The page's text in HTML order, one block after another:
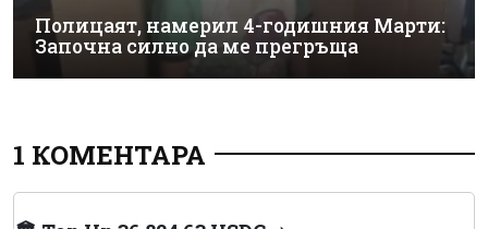
Полицаят, намерил 4-годишния Марти:
Започна силно да ме прегръща
1 КОМЕНТАРА